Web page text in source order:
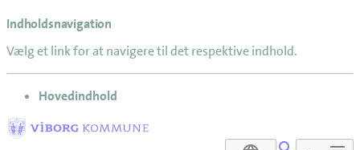
Indholdsnavigation
Vælg et link for at navigere til det respektive indhold.
gå til
Hovedindhold